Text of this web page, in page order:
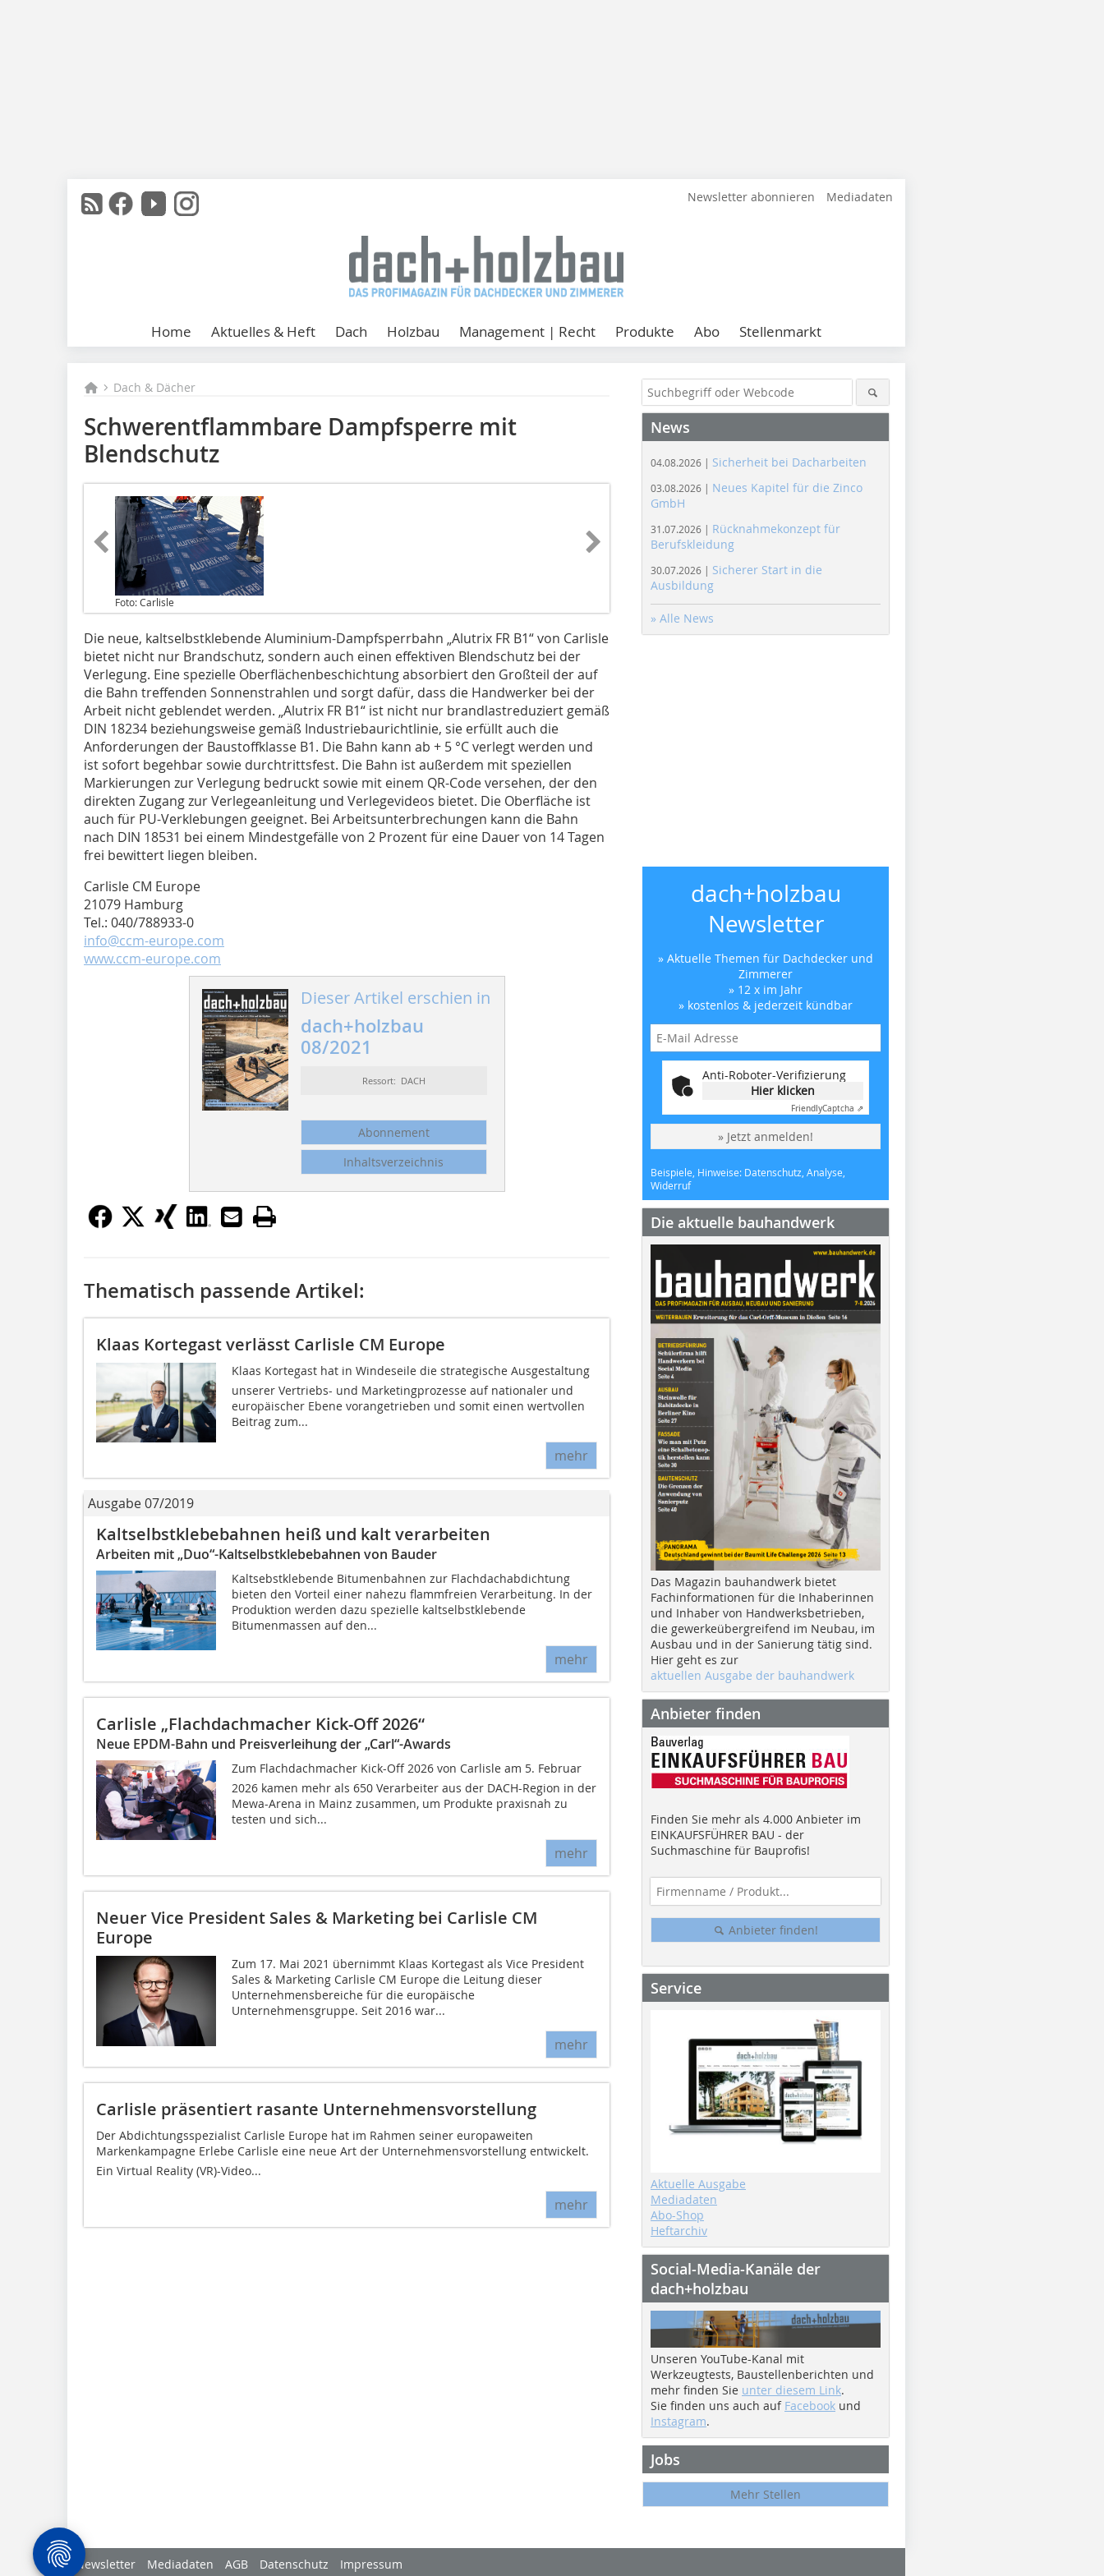
Newsletter abonnieren Mediadaten
Home Aktuelles & Heft Dach Holzbau Management | Recht Produkte Abo Stellenmarkt
Dach & Dächer
Schwerentflammbare Dampfsperre mit
Blendschutz
Foto: Carlisle
Die neue, kaltselbstklebende Aluminium-Dampfsperrbahn „Alutrix FR B1“ von Carlisle
bietet nicht nur Brandschutz, sondern auch einen effektiven Blendschutz bei der
Verlegung. Eine spezielle Oberflächenbeschichtung absorbiert den Großteil der auf
die Bahn treffenden Sonnenstrahlen und sorgt dafür, dass die Handwerker bei der
Arbeit nicht geblendet werden. „Alutrix FR B1“ ist nicht nur brandlastreduziert gemäß
DIN 18234 beziehungsweise gemäß Industriebaurichtlinie, sie erfüllt auch die
Anforderungen der Baustoffklasse B1. Die Bahn kann ab + 5 °C verlegt werden und
ist sofort begehbar sowie durchtrittsfest. Die Bahn ist außerdem mit speziellen
Markierungen zur Verlegung bedruckt sowie mit einem QR-Code versehen, der den
direkten Zugang zur Verlegeanleitung und Verlegevideos bietet. Die Oberfläche ist
auch für PU-Verklebungen geeignet. Bei Arbeitsunterbrechungen kann die Bahn
nach DIN 18531 bei einem Mindestgefälle von 2 Prozent für eine Dauer von 14 Tagen
frei bewittert liegen bleiben.
Carlisle CM Europe
21079 Hamburg
Tel.: 040/788933-0
info@ccm-europe.com
www.ccm-europe.com
Dieser Artikel erschien in
dach+holzbau
08/2021
Ressort: DACH
Abonnement
Inhaltsverzeichnis
Thematisch passende Artikel:
Klaas Kortegast verlässt Carlisle CM Europe
Klaas Kortegast hat in Windeseile die strategische Ausgestaltung
unserer Vertriebs- und Marketingprozesse auf nationaler und
europäischer Ebene vorangetrieben und somit einen wertvollen
Beitrag zum...
mehr
Ausgabe 07/2019
Kaltselbstklebebahnen heiß und kalt verarbeiten
Arbeiten mit „Duo“-Kaltselbstklebebahnen von Bauder
Kaltsebstklebende Bitumenbahnen zur Flachdachabdichtung
bieten den Vorteil einer nahezu flammfreien Verarbeitung. In der
Produktion werden dazu spezielle kaltselbstklebende
Bitumenmassen auf den...
mehr
Carlisle „Flachdachmacher Kick-Off 2026“
Neue EPDM-Bahn und Preisverleihung der „Carl“-Awards
Zum Flachdachmacher Kick-Off 2026 von Carlisle am 5. Februar
2026 kamen mehr als 650 Verarbeiter aus der DACH-Region in der
Mewa-Arena in Mainz zusammen, um Produkte praxisnah zu
testen und sich...
mehr
Neuer Vice President Sales & Marketing bei Carlisle CM
Europe
Zum 17. Mai 2021 übernimmt Klaas Kortegast als Vice President
Sales & Marketing Carlisle CM Europe die Leitung dieser
Unternehmensbereiche für die europäische
Unternehmensgruppe. Seit 2016 war...
mehr
Carlisle präsentiert rasante Unternehmensvorstellung
Der Abdichtungsspezialist Carlisle Europe hat im Rahmen seiner europaweiten
Markenkampagne Erlebe Carlisle eine neue Art der Unternehmensvorstellung entwickelt.
Ein Virtual Reality (VR)-Video...
mehr
News
04.08.2026 | Sicherheit bei Dacharbeiten
03.08.2026 | Neues Kapitel für die Zinco
GmbH
31.07.2026 | Rücknahmekonzept für
Berufskleidung
30.07.2026 | Sicherer Start in die
Ausbildung
» Alle News
dach+holzbau
Newsletter
» Aktuelle Themen für Dachdecker und
Zimmerer
» 12 x im Jahr
» kostenlos & jederzeit kündbar
Anti-Roboter-Verifizierung
Hier klicken
FriendlyCaptcha ⇗
» Jetzt anmelden!
Beispiele, Hinweise: Datenschutz, Analyse,
Widerruf
Die aktuelle bauhandwerk
Das Magazin bauhandwerk bietet
Fachinformationen für die Inhaberinnen
und Inhaber von Handwerksbetrieben,
die gewerkeübergreifend im Neubau, im
Ausbau und in der Sanierung tätig sind.
Hier geht es zur
aktuellen Ausgabe der bauhandwerk
Anbieter finden
Finden Sie mehr als 4.000 Anbieter im
EINKAUFSFÜHRER BAU - der
Suchmaschine für Bauprofis!
Anbieter finden!
Service
Aktuelle Ausgabe
Mediadaten
Abo-Shop
Heftarchiv
Social-Media-Kanäle der
dach+holzbau
Unseren YouTube-Kanal mit
Werkzeugtests, Baustellenberichten und
mehr finden Sie unter diesem Link.
Sie finden uns auch auf Facebook und
Instagram.
Jobs
Mehr Stellen
Newsletter Mediadaten AGB Datenschutz Impressum